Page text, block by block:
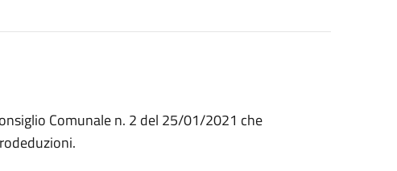
Comunale n. 2 del 25/01/2021 che